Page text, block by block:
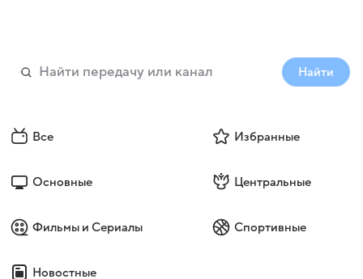
Найти
Все Избранные
Основные Центральные
Фильмы и Сериалы Спортивные
Новостные